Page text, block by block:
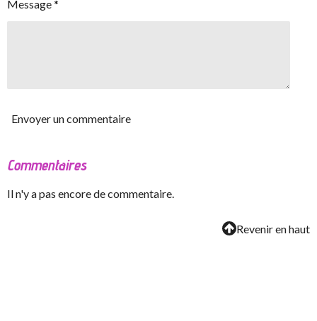
Message *
Envoyer un commentaire
Commentaires
Il n'y a pas encore de commentaire.
Revenir en haut